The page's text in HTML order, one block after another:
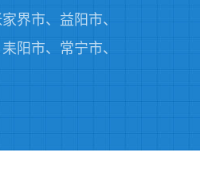
界市、益阳市、
阳市、常宁市、